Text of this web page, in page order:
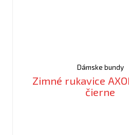
Dámske bundy
Zimné rukavice
čierne